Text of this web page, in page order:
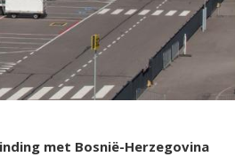
met Bosnië-Herzegovina